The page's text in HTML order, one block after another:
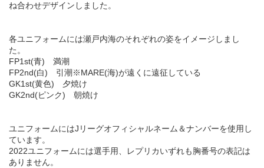
ね合わせデザインしました。
各ユニフォームには瀬戸内海のそれぞれの姿をイメージしまし
た。
FP1st(青) 満潮
FP2nd(白) 引潮※MARE(海)が遠くに遠征している
GK1st(黄色) 夕焼け
GK2nd(ピンク) 朝焼け
ユニフォームにはJリーグオフィシャルネーム＆ナンバーを使用し
ています。
2022ユニフォームには選手用、レプリカいずれも胸番号の表記は
ありません。